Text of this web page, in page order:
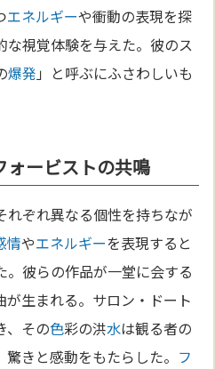
エネルギーや衝動の表現を探
な視覚体験を与えた。彼のス
爆発 」と呼ぶにふさわしいも
ォービストの共鳴
れぞれ異なる個性を持ちなが
情やエネルギーを表現すると
。彼らの作品が一堂に会する
が生まれる。サロン・ドート
、その色彩の洪水は観る者の
きと感動をもたらした。 フ